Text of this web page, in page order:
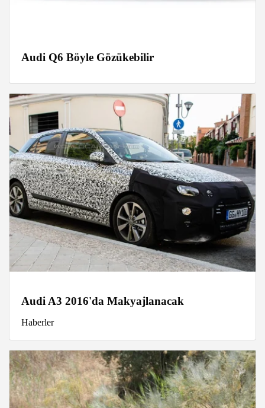
Audi Q6 Böyle Gözükebilir
Audi A3 2016'da Makyajlanacak
Haberler